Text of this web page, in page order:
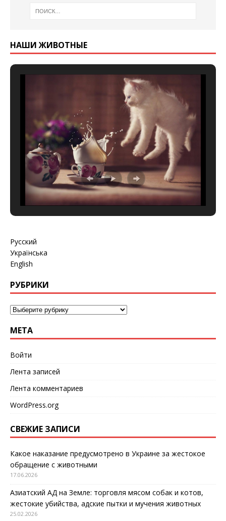
НАШИ ЖИВОТНЫЕ
Русский
Українська
English
РУБРИКИ
МЕТА
Войти
Лента записей
Лента комментариев
WordPress.org
СВЕЖИЕ ЗАПИСИ
Какое наказание предусмотрено в Украине за жестокое
обращение с животными
17.06.2026
Азиатский АД на Земле: торговля мясом собак и котов,
жестокие убийства, адские пытки и мучения животных
25.02.2026